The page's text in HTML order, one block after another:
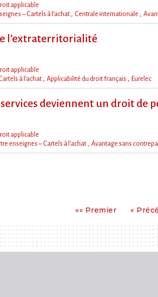
applicable
– Cartels à l’achat Centrale internationale
l’extraterritorialité
applicable
à l’achat Applicabilité du droit français Eurelec
deviennent un droit de
applicable
enseignes – Cartels à l’achat Avantage sans
«« PremierPremier
«